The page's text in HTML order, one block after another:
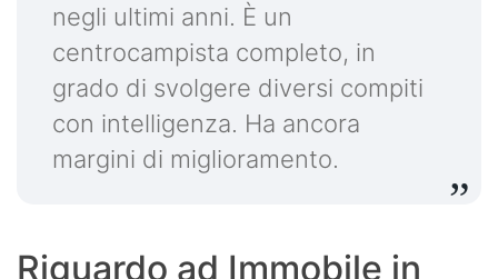
negli ultimi anni. È un
centrocampista completo, in
grado di svolgere diversi compiti
con intelligenza. Ha ancora
margini di miglioramento.
Riguardo ad Immobile in